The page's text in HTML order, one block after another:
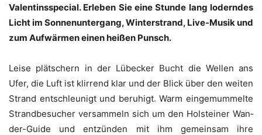
Valen­tins­spe­cial. Erle­ben Sie eine Stun­de lang lodern­des
Licht im Son­nen­un­ter­gang, Win­ter­strand, Live-Musik und
zum Auf­wär­men einen hei­ßen Punsch.
Lei­se plät­schern in der Lübe­cker Bucht die Wel­len ans
Ufer, die Luft ist klir­rend klar und der Blick über den wei­ten
Strand ent­schleu­nigt und beru­higt. Warm ein­ge­mum­mel­te
Strand­be­su­cher ver­sam­meln sich um den Hol­stei­ner Wan­
der-Gui­de und ent­zün­den mit ihm gemein­sam ihre